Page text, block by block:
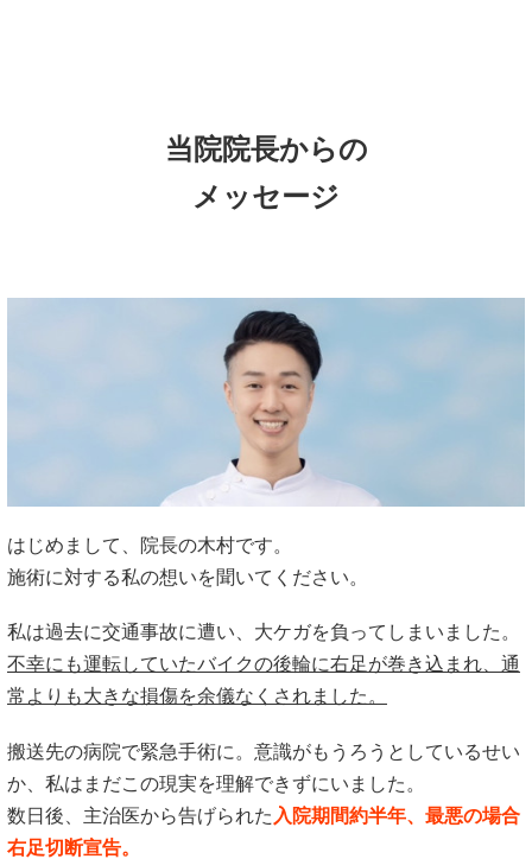
当院院長からの
メッセージ
はじめまして、院長の木村です。
施術に対する私の想いを聞いてください。
私は過去に交通事故に遭い、大ケガを負ってしまいました。
不幸にも運転していたバイクの後輪に右足が巻き込まれ、通
常よりも大きな損傷を余儀なくされました。
搬送先の病院で緊急手術に。意識がもうろうとしているせい
か、私はまだこの現実を理解できずにいました。
数日後、主治医から告げられた 入院期間約半年、最悪の場合
右足切断宣告。